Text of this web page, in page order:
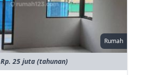
Rumah
Rp. 25 juta (tahunan)